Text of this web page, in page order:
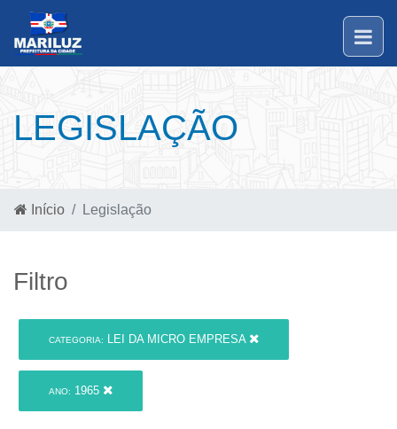
LEGISLAÇÃO
Início Legislação
Filtro
CATEGORIA: LEI DA MICRO EMPRESA
ANO: 1965